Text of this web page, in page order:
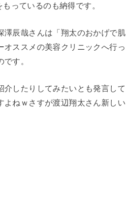
っているのも納得です。
澤辰哉さんは「翔太のおかげで肌
ススメの美容クリニックへ行っ
す。
したりしてみたいとも発言して
ねｗさすが渡辺翔太さん新しい